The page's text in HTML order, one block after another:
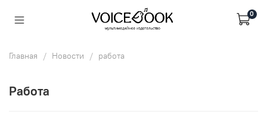
0
Главная Новости работа
работа